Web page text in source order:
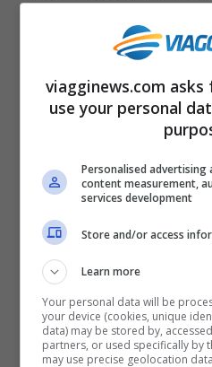
Le città in cui
Lucia sono:
Vercelli,Milano,
Piacenza,
Mantova,Parma,
tratti anche suBologna
Inpianura sono
tra 0 e 5cm
collinari.
Leggi anche –>Che
viagginews.com
use your personal
Personalised
content measurement,
services development
Store and/or access
Learn more
Your personal data will be
your device (cookies, unique
data) may be stored by,
partners, or used specifically by
may use precise geolocation